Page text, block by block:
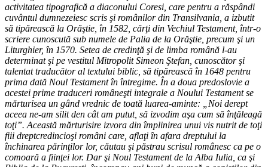
activitatea tipografică a diaconului Coresi, care pentru a răspândi
cuvântul dumnezeiesc scris şi românilor din Transilvania, a izbutit
să tipărească la Orăştie, în 1582, cărţi din Vechiul Testament, într-o
scriere cunoscută sub numele de Palia de la Orăştie, precum şi un
Liturghier, în 1570. Setea de credinţă şi de limba română l-au
determinat şi pe vestitul Mitropolit Simeon Ştefan, cunoscător şi
talentat traducător al textului biblic, să tipărească în 1648 pentru
prima dată Noul Testament în întregime. În a doua predoslovie a
acestei prime traduceri româneşti integrale a Noului Testament se
mărturisea un gând vrednic de toată luarea-aminte: „Noi derept
aceea ne-am silit den cât am putut, să izvodim aşa cum să înţăleagă
toţi”. Această mărturisire izvora din împlinirea unui vis nutrit de toţi
fiii dreptcredincioşi români care, aflaţi în afara dreptului la
închinarea părinţilor lor, căutau şi păstrau scrisul românesc ca pe o
comoară a fiinţei lor. Dar şi Noul Testament de la Alba Iulia, ca şi